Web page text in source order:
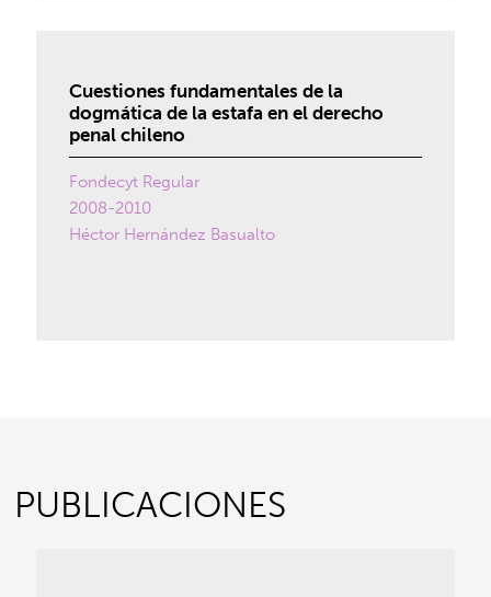
Cuestiones fundamentales de la
dogmática de la estafa en el derecho
penal chileno
Fondecyt Regular
2008-2010
Héctor Hernández Basualto
PUBLICACIONES